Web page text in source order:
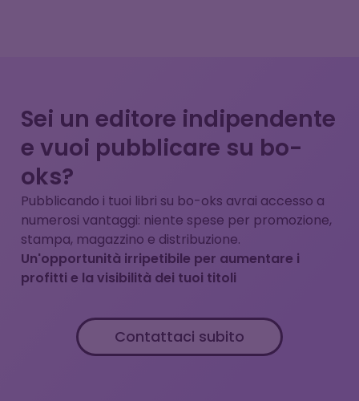
Sei un editore indipendente
e vuoi pubblicare su bo-
oks?
Pubblicando i tuoi libri su bo-oks avrai accesso a
numerosi vantaggi: niente spese per promozione,
stampa, magazzino e distribuzione.
Un'opportunità irripetibile per aumentare i
profitti e la visibilità dei tuoi titoli
Contattaci subito